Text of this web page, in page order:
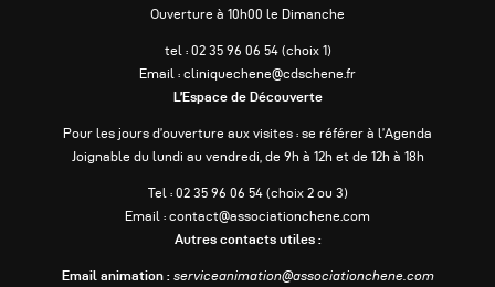
Ouverture à 10h00 le Dimanche
tel : 02 35 96 06 54 (choix 1)
Email : cliniquechene@cdschene.fr
L’Espace de Découverte
Pour les jours d’ouverture aux visites : se référer à l’Agenda
Joignable du lundi au vendredi, de 9h à 12h et de 12h à 18h
Tel : 02 35 96 06 54 (choix 2 ou 3)
Email : contact@associationchene.com
Autres contacts utiles :
Email animation : serviceanimation@associationchene.com